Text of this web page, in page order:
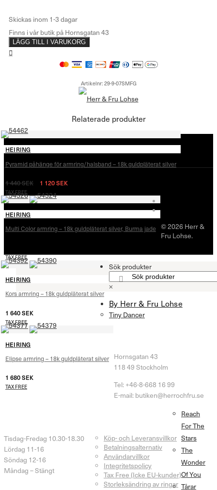
LÄGG TILL I VARUKORG
Artikelnr: 29-9-07SMFG
Relaterade produkter
HEIRING
Pyramid påhänge för armring/halsband – 18k guldpläterat silver
1 440SEK 1 120SEK
TAX FREE
HEIRING
Multi Color armring – 18k guldpläterat silver, Burma jade
TAX FREE
HEIRING
Kors armring – 18k guldpläterat silver
1 640SEK
TAX FREE
HEIRING
Elipse armring – 18k guldpläterat silver
1 680SEK
TAX FREE
Hornsgatan 43
118 49 Stockholm
Tel: +46-8-668 16 99
E-mail: butiken@herrochfru.se
Tisdag-Fredag 10.30-18.30
Lördag 11-16
Söndag 12-16
Måndag – Stängt
Köp- och Leveransvillkor
Betalningsalternativ
Användarvillkor
Integritetspolicy
Tax Free (Icke EU-kunder)
Storleksändring av ringar
© 2026 Herr &
Fru Lohse.
Sök produkter
×
By Herr & Fru Lohse
Tiny Dancer
Reach
For The
Stars
The
Wonder
Of You
Tårar